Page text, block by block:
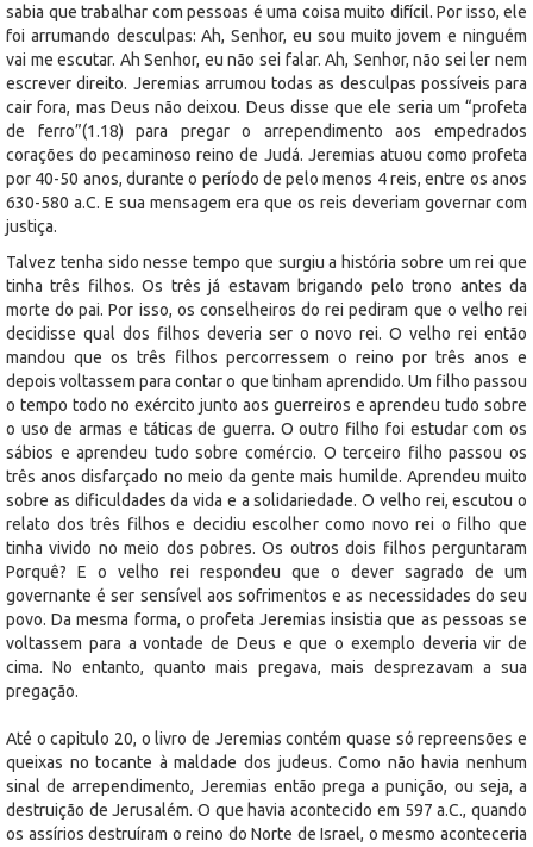
sabia que trabalhar com pessoas é uma coisa muito difícil. Por isso, ele
foi arrumando desculpas: Ah, Senhor, eu sou muito jovem e ninguém
vai me escutar. Ah Senhor, eu não sei falar. Ah, Senhor, não sei ler nem
escrever direito. Jeremias arrumou todas as desculpas possíveis para
cair fora, mas Deus não deixou. Deus disse que ele seria um “profeta
de ferro”(1.18) para pregar o arrependimento aos empedrados
corações do pecaminoso reino de Judá. Jeremias atuou como profeta
por 40-50 anos, durante o período de pelo menos 4 reis, entre os anos
630-580 a.C. E sua mensagem era que os reis deveriam governar com
justiça.
Talvez tenha sido nesse tempo que surgiu a história sobre um rei que
tinha três filhos. Os três já estavam brigando pelo trono antes da
morte do pai. Por isso, os conselheiros do rei pediram que o velho rei
decidisse qual dos filhos deveria ser o novo rei. O velho rei então
mandou que os três filhos percorressem o reino por três anos e
depois voltassem para contar o que tinham aprendido. Um filho passou
o tempo todo no exército junto aos guerreiros e aprendeu tudo sobre
o uso de armas e táticas de guerra. O outro filho foi estudar com os
sábios e aprendeu tudo sobre comércio. O terceiro filho passou os
três anos disfarçado no meio da gente mais humilde. Aprendeu muito
sobre as dificuldades da vida e a solidariedade. O velho rei, escutou o
relato dos três filhos e decidiu escolher como novo rei o filho que
tinha vivido no meio dos pobres. Os outros dois filhos perguntaram
Porquê? E o velho rei respondeu que o dever sagrado de um
governante é ser sensível aos sofrimentos e as necessidades do seu
povo. Da mesma forma, o profeta Jeremias insistia que as pessoas se
voltassem para a vontade de Deus e que o exemplo deveria vir de
cima. No entanto, quanto mais pregava, mais desprezavam a sua
pregação.
Até o capitulo 20, o livro de Jeremias contém quase só repreensões e
queixas no tocante à maldade dos judeus. Como não havia nenhum
sinal de arrependimento, Jeremias então prega a punição, ou seja, a
destruição de Jerusalém. O que havia acontecido em 597 a.C., quando
os assírios destruíram o reino do Norte de Israel, o mesmo aconteceria